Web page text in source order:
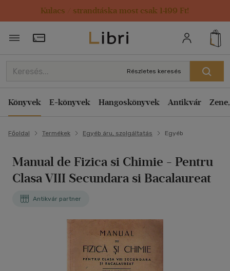
Kulacs / strandtáska most csak 1499 Ft!
Törzsvásárlói Kártya adatai
Részletes keresés
Könyvek E-könyvek Hangoskönyvek Antikvár
Főoldal Termékek Egyéb áru, szolgáltatás Egyéb
Manual de Fizica si Chimie - Pentru
Clasa VIII Secundara si Bacalaureat
Antikvár partner